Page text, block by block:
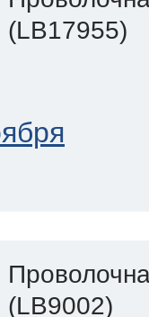
(LB17955)
(LB9002)